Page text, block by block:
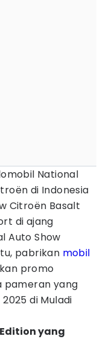
National
di Indonesia
Citroën Basalt
di ajang
Auto Show
pabrikan mobil
promo
pameran yang
di Muladi
yang